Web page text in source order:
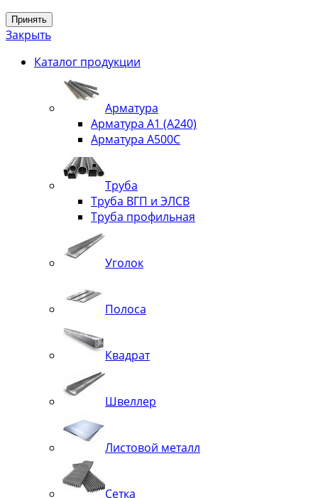
Принять
Закрыть
Каталог продукции
Арматура
Арматура А1 (А240)
Арматура А500С
Труба
Труба ВГП и ЭЛСВ
Труба профильная
Уголок
Полоса
Квадрат
Швеллер
Листовой металл
Сетка